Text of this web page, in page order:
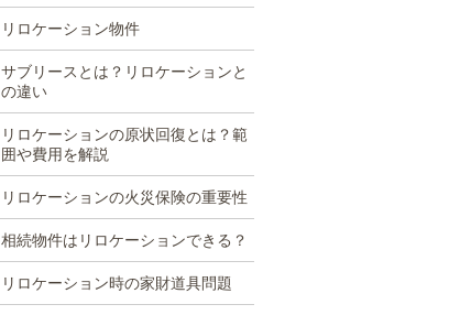
リロケーション物件
サブリースとは？リロケーションと
の違い
リロケーションの原状回復とは？範
囲や費用を解説
リロケーションの火災保険の重要性
相続物件はリロケーションできる？
リロケーション時の家財道具問題